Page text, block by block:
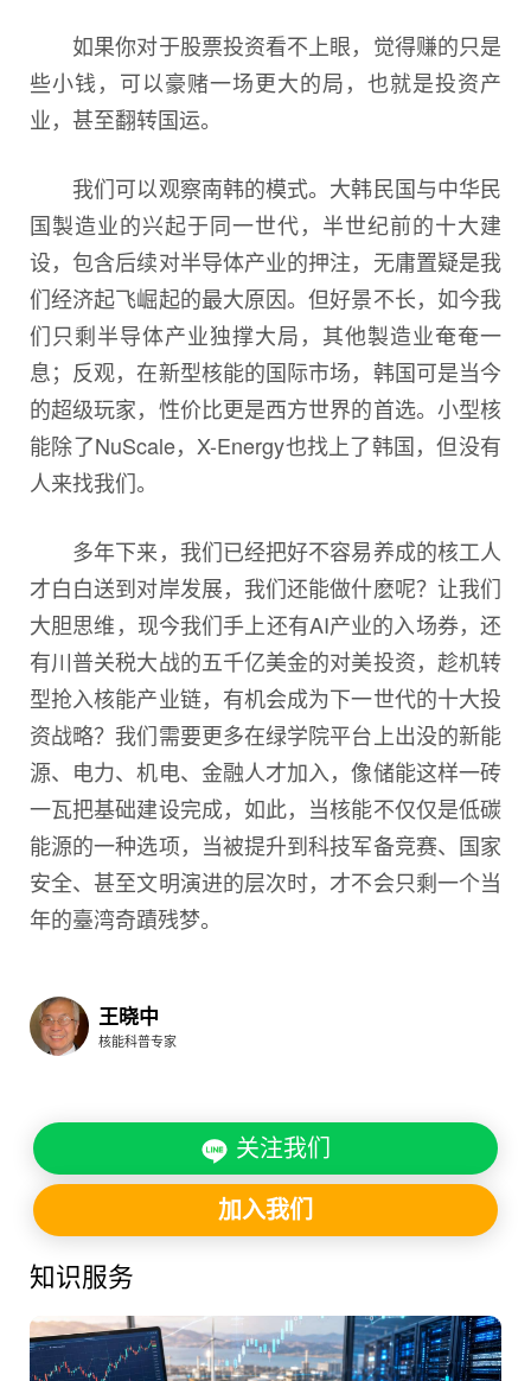
如果你对于股票投资看不上眼，觉得赚的只是
些小钱，可以豪赌一场更大的局，也就是投资产
业，甚至翻转国运。
我们可以观察南韩的模式。大韩民国与中华民
国製造业的兴起于同一世代，半世纪前的十大建
设，包含后续对半导体产业的押注，无庸置疑是我
们经济起飞崛起的最大原因。但好景不长，如今我
们只剩半导体产业独撑大局，其他製造业奄奄一
息；反观，在新型核能的国际市场，韩国可是当今
的超级玩家，性价比更是西方世界的首选。小型核
能除了NuScale，X-Energy也找上了韩国，但没有
人来找我们。
多年下来，我们已经把好不容易养成的核工人
才白白送到对岸发展，我们还能做什麽呢？让我们
大胆思维，现今我们手上还有AI产业的入场券，还
有川普关税大战的五千亿美金的对美投资，趁机转
型抢入核能产业链，有机会成为下一世代的十大投
资战略？我们需要更多在绿学院平台上出没的新能
源、电力、机电、金融人才加入，像储能这样一砖
一瓦把基础建设完成，如此，当核能不仅仅是低碳
能源的一种选项，当被提升到科技军备竞赛、国家
安全、甚至文明演进的层次时，才不会只剩一个当
年的臺湾奇蹟残梦。
王晓中
核能科普专家
关注我们
加入我们
知识服务